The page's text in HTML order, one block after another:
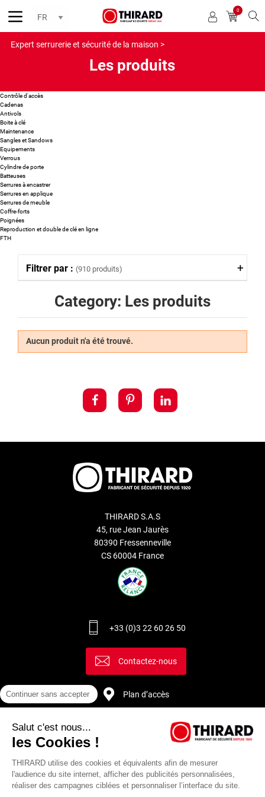
0
Expert serrurerie et sécurité de la maison >
Les produits
Contrôle d'accès
Cadenas
Antivols
Boite à clé
Maintenance
Sangles et Sandows
Equipements
Verrous
Cylindre de porte
Batteuses
Serrures à encastrer
Serrures en applique
Serrures de meuble
Coffre-forts
Poignées
Reproduction et double de clé en ligne
FTH
Category: Les produits
Aucun produit n'a été trouvé.
Filtrer par : (910 produits)
THIRARD S.A.S
45, rue Jean Jaurès
80390 Fressenneville
CS 60004 France
+33 (0)3 22 60 26 50
Contactez-nous
Plan d’accès
Continuer sans accepter
Salut c'est nous...
les Cookies !
THIRARD utilise des cookies et équivalents afin de mesurer
l'audience du site internet, afficher des publicités personnalisées,
réaliser des campagnes ciblées et personnaliser l’interface du site.